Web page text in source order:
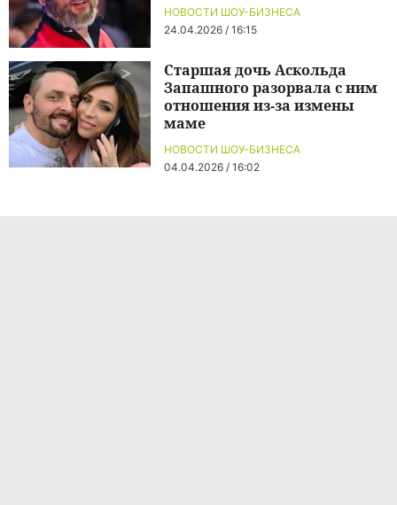
НОВОСТИ ШОУ-БИЗНЕСА
24.04.2026 / 16:15
НОВОСТИ ШОУ-БИЗНЕСА
04.04.2026 / 16:02
Старшая дочь Аскольда
Запашного разорвала с ним
отношения из-за измены
маме